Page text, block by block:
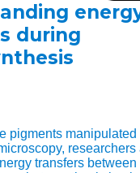
during
pigments manipulated
researchers
transfers